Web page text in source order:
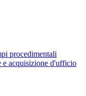
procedimentali
acquisizione d'ufficio